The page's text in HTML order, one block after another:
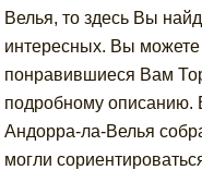
Велья, то здесь Вы
интересных. Вы
понравившиеся Вам
подробному описанию.
Андорра-ла-Велья
могли